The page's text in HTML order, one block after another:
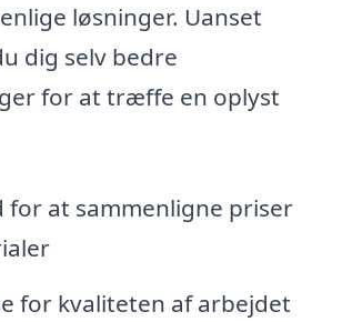
løsninger. Uanset
dig selv bedre
for at træffe en oplyst
for at sammenligne priser
for kvaliteten af arbejdet